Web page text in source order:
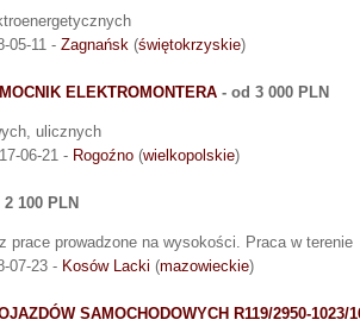
05-11 - Zagnańsk (świętokrzyskie)
ELEKTROMONTERA - od 3 000 PLN
ulicznych
06-21 - Rogoźno (wielkopolskie)
2 100 PLN
prace prowadzone na wysokości. Praca w terenie
07-23 - Kosów Lacki (mazowieckie)
SAMOCHODOWYCH R119/2950-1023/